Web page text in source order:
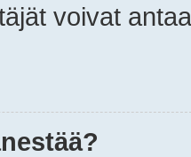
voivat